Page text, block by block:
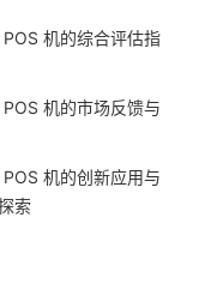
机的综合评估指
机的市场反馈与
机的创新应用与
索